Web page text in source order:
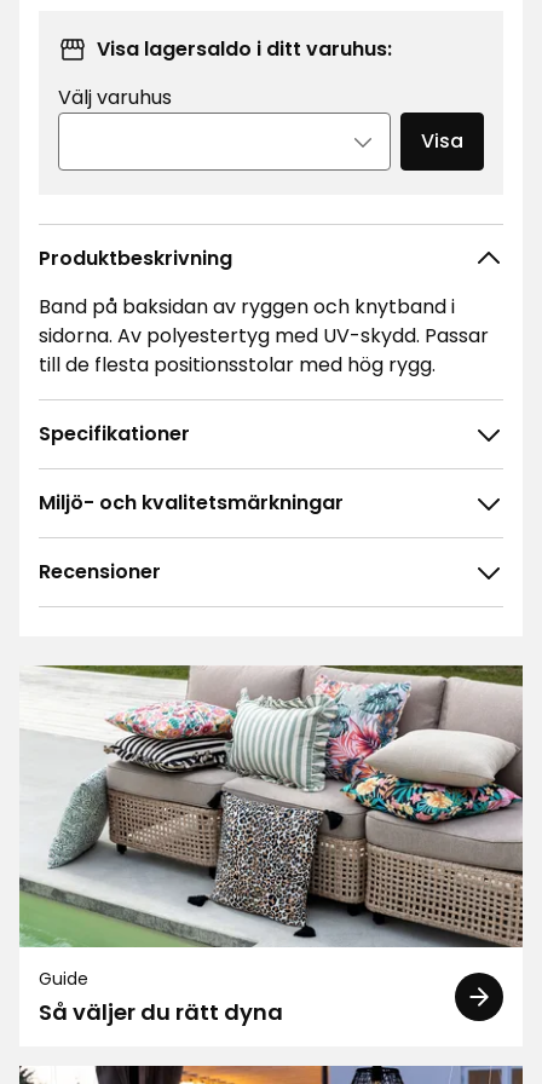
Visa lagersaldo i ditt varuhus:
Välj varuhus
Visa
Produktbeskrivning
Band på baksidan av ryggen och knytband i
sidorna. Av polyestertyg med UV-skydd. Passar
till de flesta positionsstolar med hög rygg.
Specifikationer
Miljö- och kvalitetsmärkningar
Recensioner
4.7
101 betyg
3 ☆
2 ☆
1 ☆
Sortera efter
Filtrera på
Recensioner (101)
MS Malin S
Enkel och snygg, praktisk och prisvärd.
7 dagar sedan
Guide
Så väljer du rätt dyna